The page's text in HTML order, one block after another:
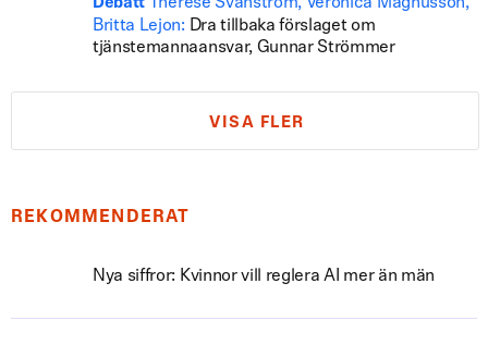
Debatt
Britta Lejon: Dra tillbaka förslaget om
tjänstemannaansvar, Gunnar Strömmer
VISA FLER
REKOMMENDERAT
Nya siffror: Kvinnor vill reglera AI mer än män